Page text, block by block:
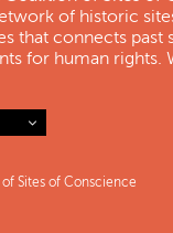
of historic
that connects past
for human rights.
Sites of Conscience